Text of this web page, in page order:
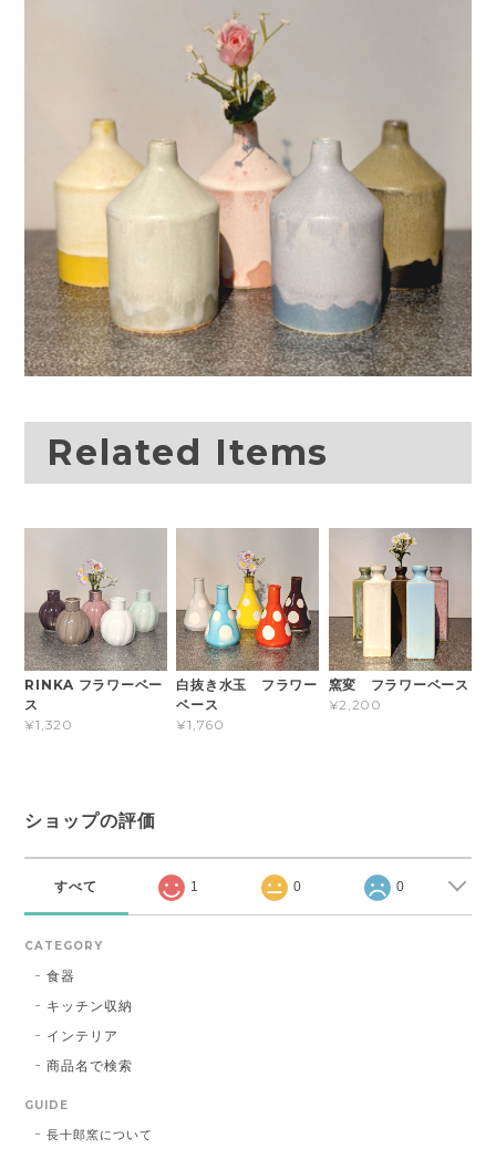
Related Items
RINKA フラワーベー
ス
¥1,320
白抜き水玉 フラワー
ベース
¥1,760
窯変 フラワーベース
¥2,200
ショップの評価
すべて 1 0 0
CATEGORY
食器
キッチン収納
インテリア
商品名で検索
GUIDE
長十郎窯について